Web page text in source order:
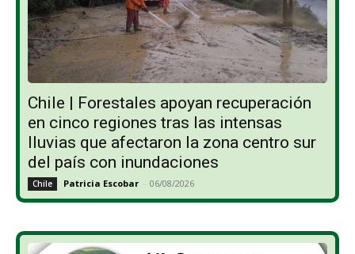
Chile | Forestales apoyan recuperación
en cinco regiones tras las intensas
lluvias que afectaron la zona centro sur
del país con inundaciones
Chile Patricia Escobar - 06/08/2026